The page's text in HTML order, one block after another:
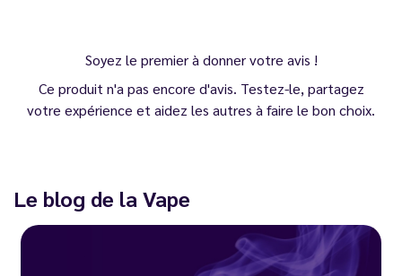
Soyez le premier à donner votre avis !
Ce produit n'a pas encore d'avis. Testez-le, partagez
votre expérience et aidez les autres à faire le bon choix.
Le blog de la Vape